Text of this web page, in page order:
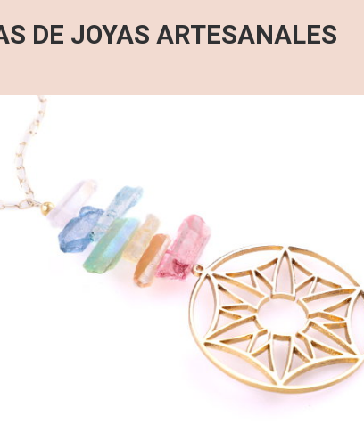
DE JOYAS ARTESANALES